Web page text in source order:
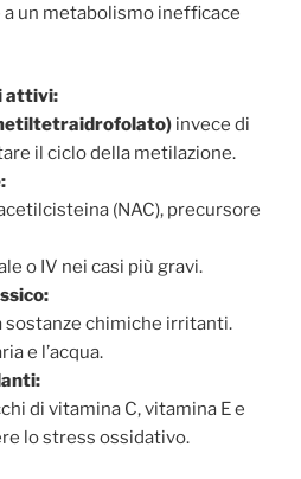
un metabolismo inefficace
attivi:
invece di
il ciclo della metilazione.
(NAC), precursore
o IV nei casi più gravi.
sostanze chimiche irritanti.
e l’acqua.
di vitamina C, vitamina E e
lo stress ossidativo.